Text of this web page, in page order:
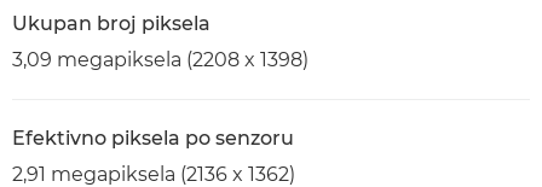
Ukupan broj piksela
3,09 megapiksela (2208 x 1398)
Efektivno piksela po senzoru
2,91 megapiksela (2136 x 1362)